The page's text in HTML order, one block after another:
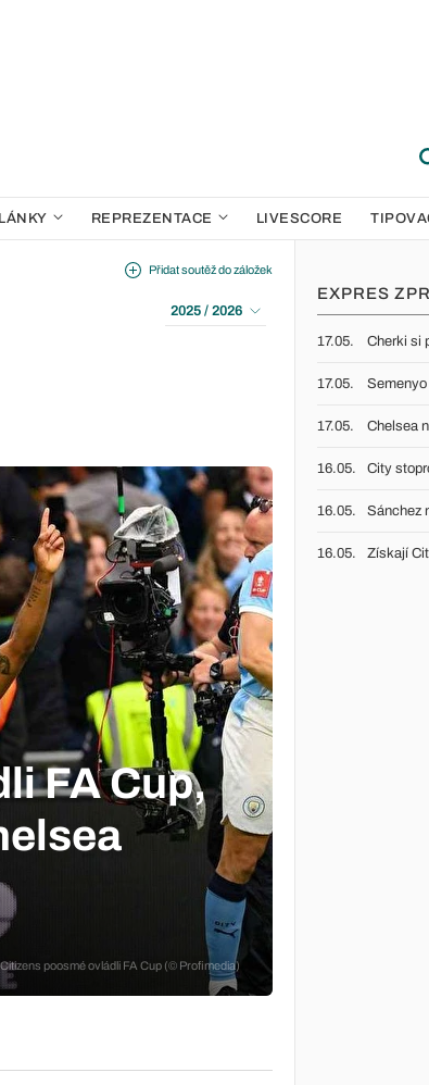
REPREZENTACE LIVESCORE
Přidat soutěž do záložek
2025 / 2026
Citizens poosmé ovládli FA Cup (© Profimedia)
FA Cup,
EXPRES
17.05. Cherki si
17.05. Semenyo
17.05. Chelsea
16.05. City
16.05. Sánchez
16.05. Získají